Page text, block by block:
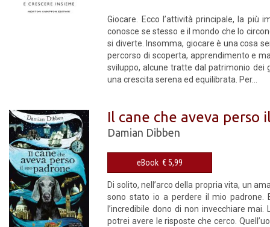
Giocare. Ecco l’attività principale, la più
conosce se stesso e il mondo che lo
si diverte. Insomma, giocare è una cosa
percorso di scoperta, apprendimento e
sviluppo, alcune tratte dal patrimonio dei
una crescita serena ed equilibrata. Per...
Il cane che aveva perso
Damian Dibben
eBook € 5,99
Di solito, nell’arco della propria vita, un
sono stato io a perdere il mio padrone.
l’incredibile dono di non invecchiare
potrei avere le risposte che cerco.